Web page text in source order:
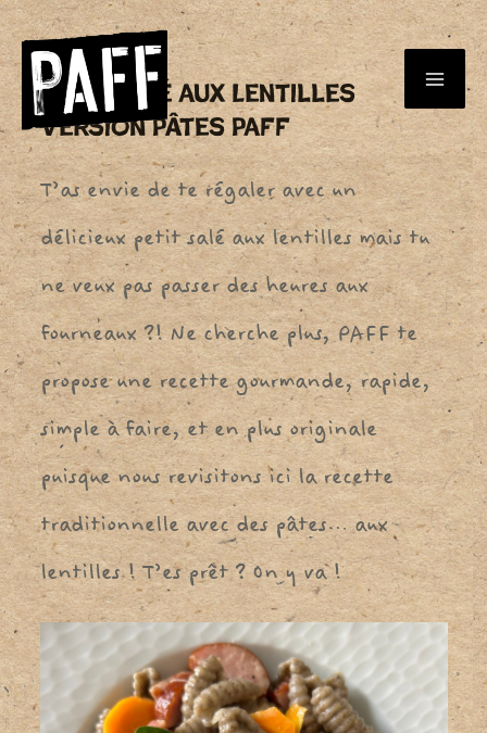
Aller
au
contenu
Petit Salé Aux Lentilles
Version Pâtes PAFF
T’as envie de te régaler avec un
délicieux petit salé aux lentilles mais tu
ne veux pas passer des heures aux
fourneaux ?! Ne cherche plus, PAFF te
propose une recette gourmande, rapide,
simple à faire, et en plus originale
puisque nous revisitons ici la recette
traditionnelle avec des pâtes… aux
lentilles ! T’es prêt ? On y va !